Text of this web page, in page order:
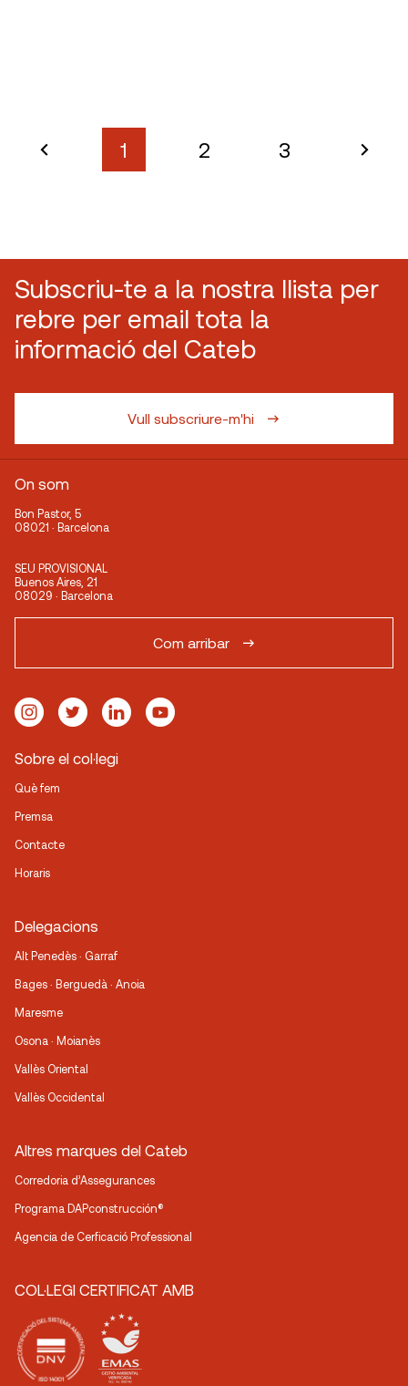
1 2 3
Subscriu-te a la nostra llista per
rebre per email tota la
informació del Cateb
Vull subscriure-m'hi
On som
Bon Pastor, 5
08021 · Barcelona
SEU PROVISIONAL
Buenos Aires, 21
08029 · Barcelona
Com arribar
Sobre el col·legi
Què fem
Premsa
Contacte
Horaris
Delegacions
Alt Penedès · Garraf
Bages · Berguedà · Anoia
Maresme
Osona · Moianès
Vallès Oriental
Vallès Occidental
Altres marques del Cateb
Corredoria d’Assegurances
Programa DAPconstrucción®
Agencia de Cerficació Professional
COL·LEGI CERTIFICAT AMB